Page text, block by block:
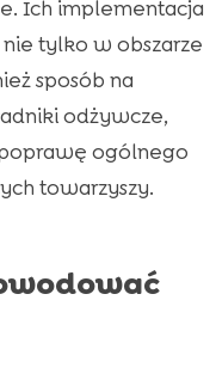
Ich implementacja
tylko w obszarze
sposób na
odżywcze,
ogólnego
towarzyszy.